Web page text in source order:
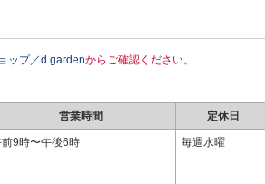
ップ／d gardenからご確認ください。
営業時間 定休日
9時〜午後6時 毎週水曜